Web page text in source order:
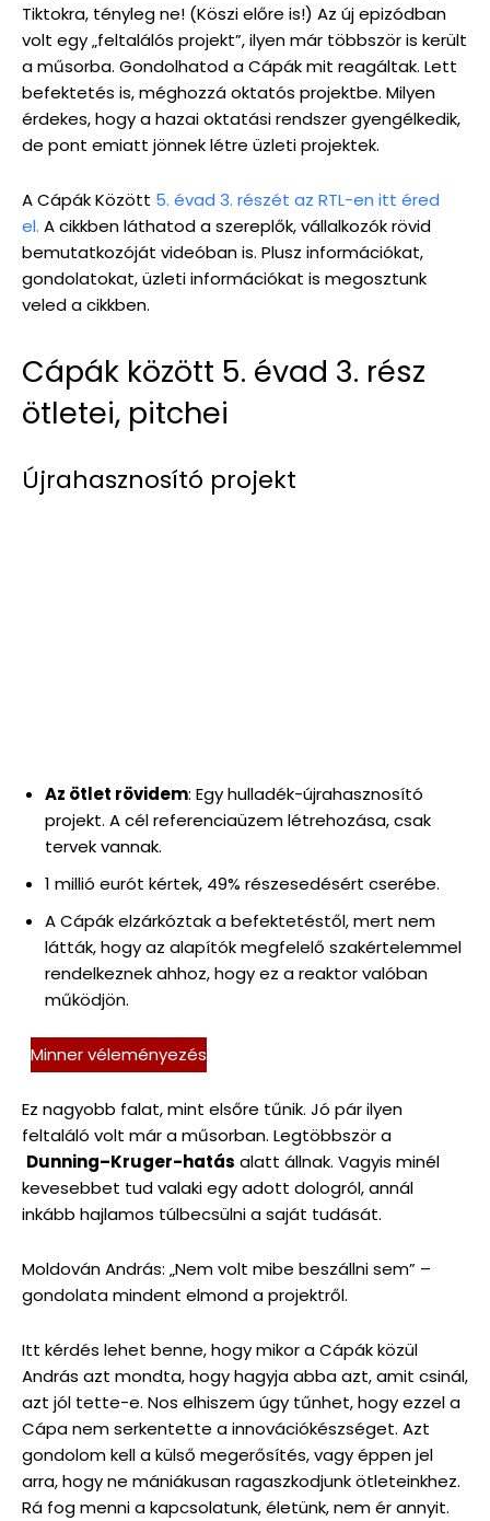
Tiktokra, tényleg ne! (Köszi előre is!) Az új epizódban
volt egy „feltalálós projekt”, ilyen már többször is került
a műsorba. Gondolhatod a Cápák mit reagáltak. Lett
befektetés is, méghozzá oktatós projektbe. Milyen
érdekes, hogy a hazai oktatási rendszer gyengélkedik,
de pont emiatt jönnek létre üzleti projektek.
A Cápák Között 5. évad 3. részét az RTL-en itt éred
el. A cikkben láthatod a szereplők, vállalkozók rövid
bemutatkozóját videóban is. Plusz információkat,
gondolatokat, üzleti információkat is megosztunk
veled a cikkben.
Cápák között 5. évad 3. rész
ötletei, pitchei
Újrahasznosító projekt
Az ötlet rövidem: Egy hulladék-újrahasznosító
projekt. A cél referenciaüzem létrehozása, csak
tervek vannak.
1 millió eurót kértek, 49% részesedésért cserébe.
A Cápák elzárkóztak a befektetéstől, mert nem
látták, hogy az alapítók megfelelő szakértelemmel
rendelkeznek ahhoz, hogy ez a reaktor valóban
működjön.
Minner véleményezés
Ez nagyobb falat, mint elsőre tűnik. Jó pár ilyen
feltaláló volt már a műsorban. Legtöbbször a
Dunning–Kruger-hatás alatt állnak. Vagyis minél
kevesebbet tud valaki egy adott dologról, annál
inkább hajlamos túlbecsülni a saját tudását.
Moldován András: „Nem volt mibe beszállni sem” –
gondolata mindent elmond a projektről.
Itt kérdés lehet benne, hogy mikor a Cápák közül
András azt mondta, hogy hagyja abba azt, amit csinál,
azt jól tette-e. Nos elhiszem úgy tűnhet, hogy ezzel a
Cápa nem serkentette a innovációkészséget. Azt
gondolom kell a külső megerősítés, vagy éppen jel
arra, hogy ne mániákusan ragaszkodjunk ötleteinkhez.
Rá fog menni a kapcsolatunk, életünk, nem ér annyit.